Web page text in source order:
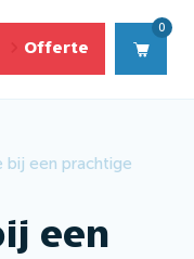
Offerte
0
bij een prachtige
een